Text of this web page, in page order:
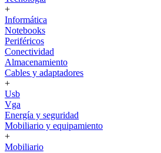
+
Informática
Notebooks
Periféricos
Conectividad
Almacenamiento
Cables y adaptadores
+
Usb
Vga
Energía y seguridad
Mobiliario y equipamiento
+
Mobiliario